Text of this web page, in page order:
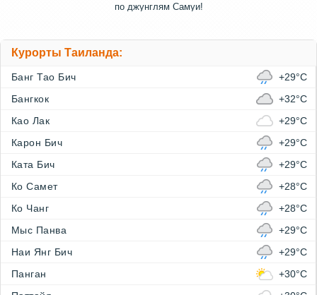
по джунглям Самуи!
Курорты Таиланда:
Банг Тао Бич
+29°C
Бангкок
+32°C
Као Лак
+29°C
Карон Бич
+29°C
Ката Бич
+29°C
Ко Самет
+28°C
Ко Чанг
+28°C
Мыс Панва
+29°C
Наи Янг Бич
+29°C
Панган
+30°C